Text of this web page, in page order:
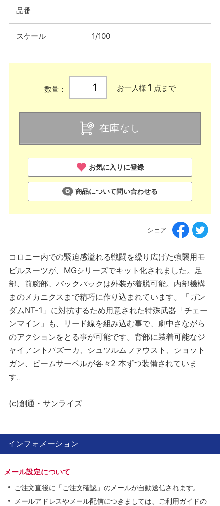
品番
スケール 1/100
数量： お一人様 1 点まで
在庫なし
お気に入りに登録
商品について問い合わせる
シェア
コロニー内での緊迫感溢れる戦闘を繰り広げた強襲用モ
ビルスーツが、MGシリーズでキット化されました。足
部、前腕部、バックパックは外装が着脱可能。内部機構
まのメカニクスまで精巧に作り込まれています。「ガン
ダムNT-1」に対抗するため用意された特殊武器「チェー
ンマイン」も、リード線を組み込む事で、劇中さながら
のアクションをとる事が可能です。背部に装着可能なジ
ャイアントバズーカ、シュツルムファウスト、ショット
ガン、ビームサーベルが各々2 本ずつ装備されていま
す。
(c)創通・サンライズ
インフォメーション
メール設定について
ご注文直後に「ご注文確認」のメールが自動送信されます。
メールアドレスやメール配信につきましては、ご利用ガイドの